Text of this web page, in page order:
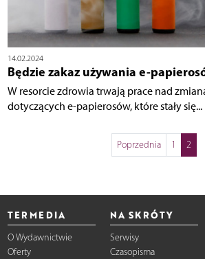
14.02.2024
Będzie zakaz używania e-
W resorcie zdrowia trwają prace nad
dotyczących e-papierosów, które stały się...
Poprzednia 1 2
TERMEDIA
O Wydawnictwie
Oferty
NA SKRÓTY
Serwisy
Czasopisma